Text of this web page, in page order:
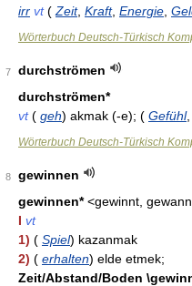
irr vt ( Zeit, Kraft, Energie
Wörterbuch Deutsch-Türkisch
7
durchströmen
durchströmen*
vt ( geh) akmak (-e); ( Gefühl,
Wörterbuch Deutsch-Türkisch
8
gewinnen
gewinnen*<gewinnt,
I vt
1) ( Spiel) kazanmak
2) ( erhalten) elde etmek;
Zeit/Abstand/Boden